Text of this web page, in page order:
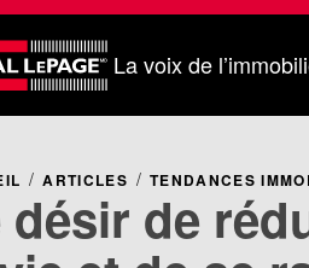
La voix de
ARTICLES TENDANCES
désir de